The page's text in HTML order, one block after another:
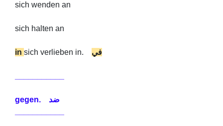
sich wenden an
sich halten an
in sich verlieben in. في
gegen. ضد